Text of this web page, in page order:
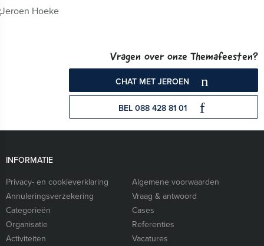
Vragen over onze Themafeesten?
CHAT MET JEROEN
BEL 088 428 81 01
INFORMATIE
Privacy- en cookieverklaring
Algemene voorwaarden
Annuleringsverzekering
Vraag & antwoord
Categorieën
Cases
Organisatie
Referenties
Activiteiten
Vacatures